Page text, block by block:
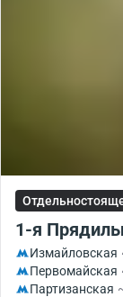
1-я
Измайловская
Первомайская
Партизанская